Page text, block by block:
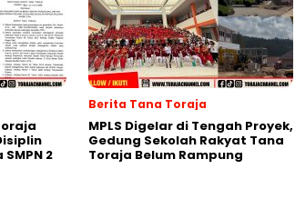
2
Berita Tana Toraja
MPLS Digelar di Tengah Proyek,
Gedung Sekolah Rakyat Tana
Toraja Belum Rampung